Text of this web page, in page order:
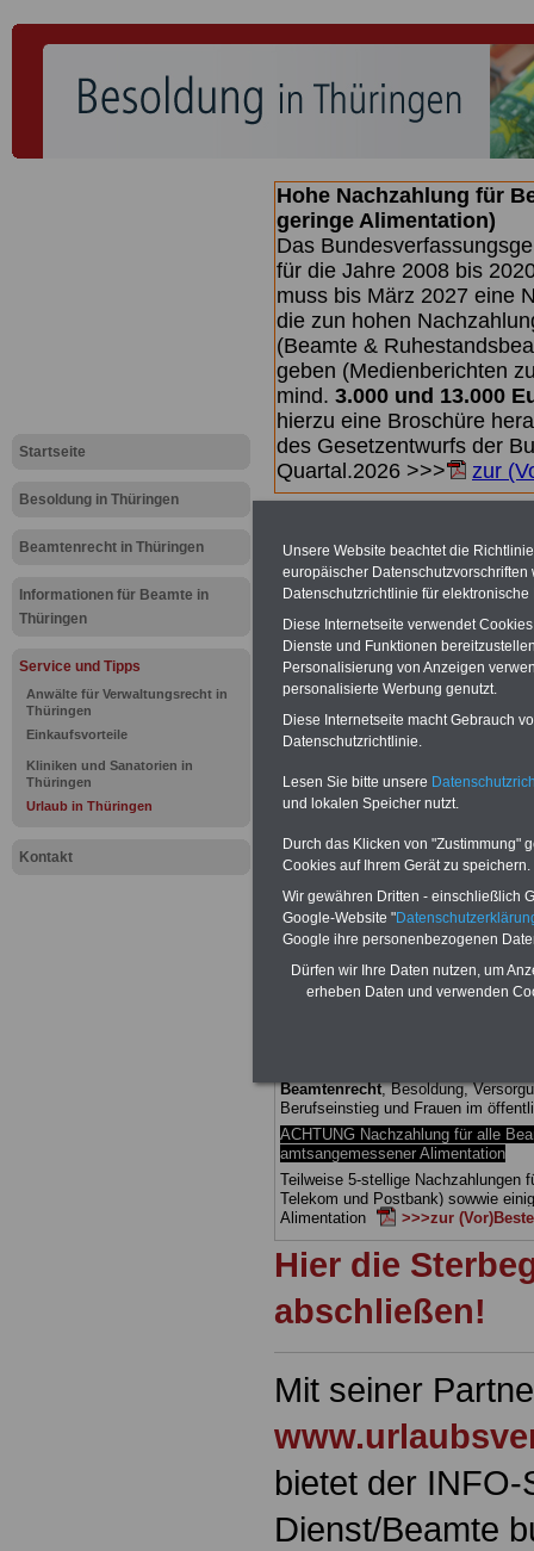
Startseite
Besoldung in Thüringen
Beamtenrecht in Thüringen
Informationen für Beamte in
Thüringen
Service und Tipps
Anwälte für Verwaltungsrecht in
Thüringen
Einkaufsvorteile
Kliniken und Sanatorien in
Thüringen
Urlaub in Thüringen
Kontakt
Hohe Nachzahlung für
geringe Alimentation)
Das
für die Jahre 2008 bis
muss bis März 2027 eine
die zun hohen
(Beamte &
geben (Medienberichten
mind. 3.000 und 13.000
hierzu eine Broschüre
des Gesetzentwurfs der
Quartal.2026 >>>
zur
Urlaub in
Europa,
Gastgeber
BEHÖRDEN-ABO mit drei
22,50 Euro: Wissenswertes für
und Beamte,
Ländern. Alle drei Ratgeber sind
gegliedert und erläutern auch
geeignet fürBeamtinnen und
Tarifkräfte vom Freistaat
DasBEHÖRDEN-ABO>>> kann
werden
Beamtenrecht, Besoldung,
Berufseinstieg und Frauen im
ACHTUNG Nachzahlung für alle
amtsangemessener Alimentation
Teilweise 5-stellige Nachzahlungen
Telekom und Postbank) sowwie
Alimentation
>>>zur
Hier die
abschließen!
Mit seiner
bietet der
Dienst/Beamte
Unsere Website beachtet die
europäischer
Datenschutzrichtlinie für
Diese Internetseite verwendet
Dienste und Funktionen
Personalisierung von Anzeigen
personalisierte Werbung genutzt.
Diese Internetseite macht Gebrauch
Datenschutzrichtlinie.
Lesen Sie bitte unsere
und lokalen Speicher nutzt.
Durch das Klicken von "Zustimmung"
Cookies auf Ihrem Gerät zu speichern.
Wir gewähren Dritten - einschließlich
Google-Website "
Google ihre personenbezogenen
Dürfen wir Ihre Daten nutzen, um
erheben Daten und verwenden